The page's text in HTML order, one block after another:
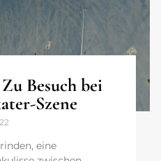
Besuch bei
Szene
eine